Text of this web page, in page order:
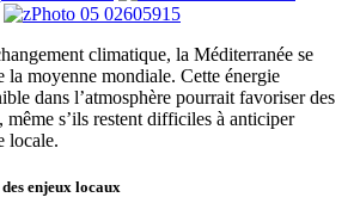
climatique, la Méditerranée se
la moyenne mondiale. Cette énergie
dans l’atmosphère pourrait favoriser des
même s’ils restent difficiles à anticiper
locale.
enjeux locaux